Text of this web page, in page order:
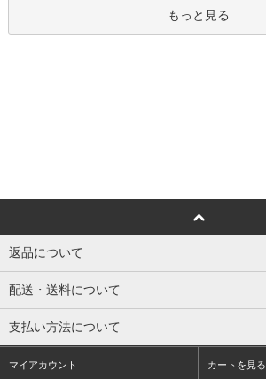
もっと見る
返品について
配送・送料について
支払い方法について
マイアカウント カートを見る